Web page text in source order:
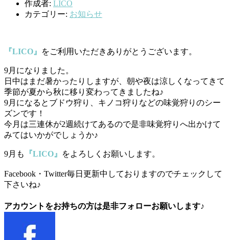
作成者: LICO
カテゴリー: お知らせ
『LICO』 をご利用いただきありがとうございます。
9月になりました。
日中はまだ暑かったりしますが、朝や夜は涼しくなってきて
季節が夏から秋に移り変わってきましたね♪
9月になるとブドウ狩り、キノコ狩りなどの味覚狩りのシー
ズンです！
今月は三連休が2週続けてあるので是非味覚狩りへ出かけて
みてはいかがでしょうか♪
9月も 『LICO』 をよろしくお願いします。
Facebook・Twitter毎日更新中しておりますのでチェックして
下さいね♪
アカウントをお持ちの方は是非フォローお願いします♪